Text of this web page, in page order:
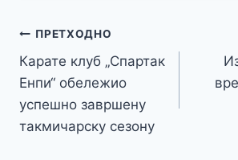
Кретање
чланка
ПРЕТХОДНО
Карате клуб „Спартак
Енпи“ обележио
успешно завршену
такмичарску сезону